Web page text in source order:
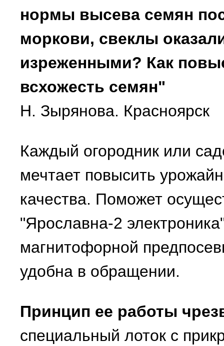
нормы высева семян
моркови, свеклы
изреженными? Как
всхожесть семян"
Н. Зырянова. Красноярск
Каждый огородник или
мечтает повысить
качества. Поможет
"Ярославна-2
магнитофорной
удобна в обращении.
Принцип ее работы
специальный лоток с